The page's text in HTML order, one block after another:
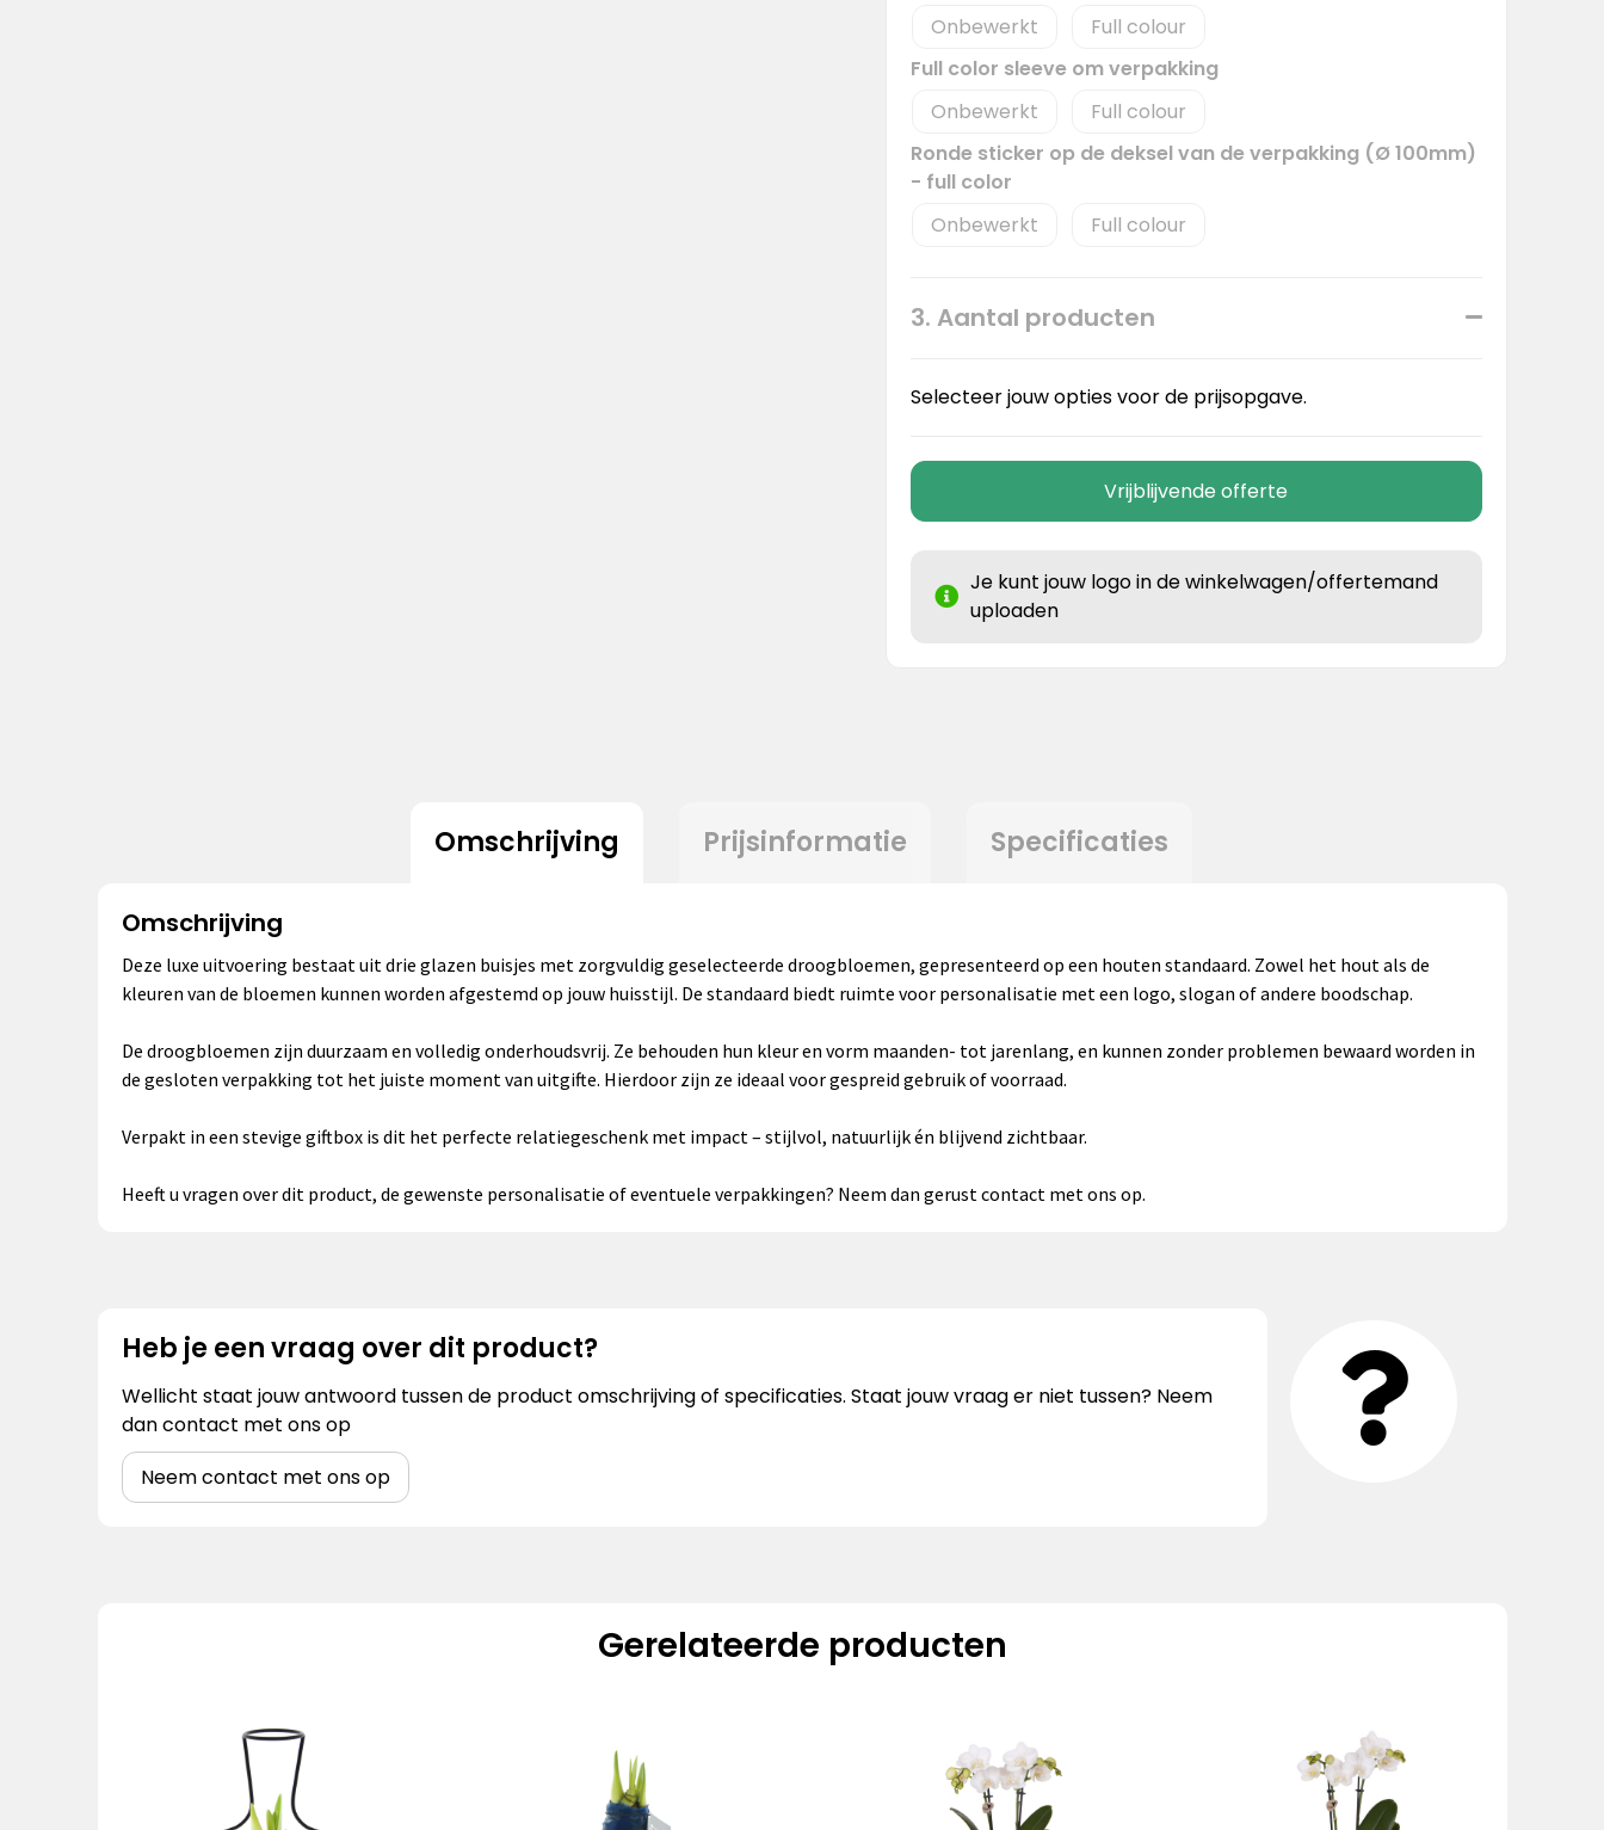
Onbewerkt
Full colour
Full color sleeve om verpakking
Onbewerkt
Full colour
Ronde sticker op de deksel van de verpakking (Ø 100mm)
- full color
Onbewerkt
Full colour
3. Aantal producten
Selecteer jouw opties voor de prijsopgave.
Vrijblijvende offerte
Je kunt jouw logo in de winkelwagen/offertemand
uploaden
Omschrijving Prijsinformatie Specificaties
Omschrijving
Deze luxe uitvoering bestaat uit drie glazen buisjes met zorgvuldig geselecteerde droogbloemen, gepresenteerd op een houten standaard. Zowel het hout als de
kleuren van de bloemen kunnen worden afgestemd op jouw huisstijl. De standaard biedt ruimte voor personalisatie met een logo, slogan of andere boodschap.
De droogbloemen zijn duurzaam en volledig onderhoudsvrij. Ze behouden hun kleur en vorm maanden- tot jarenlang, en kunnen zonder problemen bewaard worden in
de gesloten verpakking tot het juiste moment van uitgifte. Hierdoor zijn ze ideaal voor gespreid gebruik of voorraad.
Verpakt in een stevige giftbox is dit het perfecte relatiegeschenk met impact – stijlvol, natuurlijk én blijvend zichtbaar.
Heeft u vragen over dit product, de gewenste personalisatie of eventuele verpakkingen? Neem dan gerust contact met ons op.
Heb je een vraag over dit product?
Wellicht staat jouw antwoord tussen de product omschrijving of specificaties. Staat jouw vraag er niet tussen? Neem
dan contact met ons op
Neem contact met ons op
Gerelateerde producten